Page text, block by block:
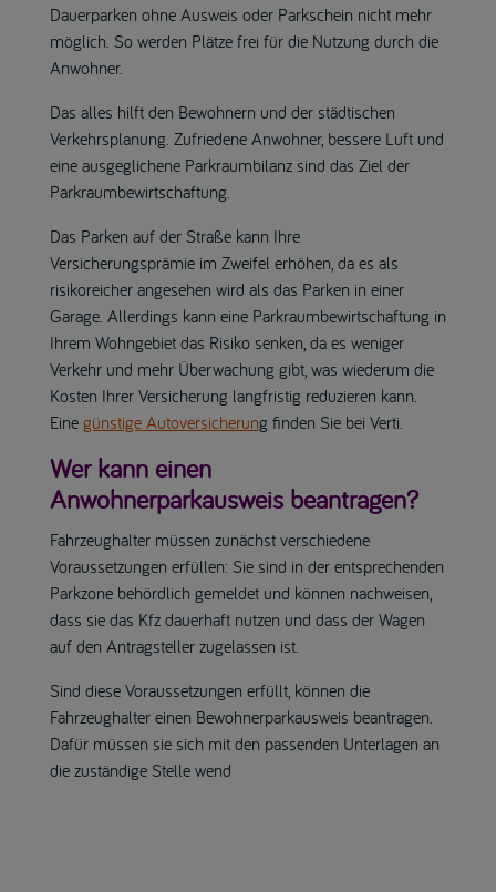
Dauerparken ohne Ausweis oder Parkschein nicht mehr
möglich. So werden Plätze frei für die Nutzung durch die
Anwohner.
Das alles hilft den Bewohnern und der städtischen
Verkehrsplanung. Zufriedene Anwohner, bessere Luft und
eine ausgeglichene Parkraumbilanz sind das Ziel der
Parkraumbewirtschaftung.
Das Parken auf der Straße kann Ihre
Versicherungsprämie im Zweifel erhöhen, da es als
risikoreicher angesehen wird als das Parken in einer
Garage. Allerdings kann eine Parkraumbewirtschaftung in
Ihrem Wohngebiet das Risiko senken, da es weniger
Verkehr und mehr Überwachung gibt, was wiederum die
Kosten Ihrer Versicherung langfristig reduzieren kann.
Eine günstige Autoversicherung finden Sie bei Verti.
Wer kann einen
Anwohnerparkausweis beantragen?
Fahrzeughalter müssen zunächst verschiedene
Voraussetzungen erfüllen: Sie sind in der entsprechenden
Parkzone behördlich gemeldet und können nachweisen,
dass sie das Kfz dauerhaft nutzen und dass der Wagen
auf den Antragsteller zugelassen ist.
Sind diese Voraussetzungen erfüllt, können die
Fahrzeughalter einen Bewohnerparkausweis beantragen.
Dafür müssen sie sich mit den passenden Unterlagen an
die zuständige Stelle wend